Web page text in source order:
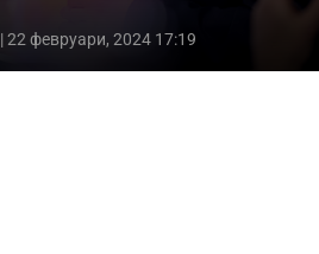
| 22 февруари, 2024 17:19